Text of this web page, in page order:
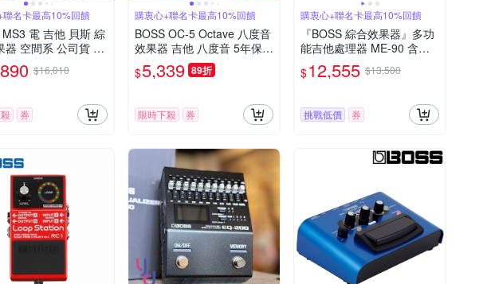
聯名卡最高10%回饋
MS3 電 吉他 貝斯 綜
器 空間系 公司貨 五
$16,010
券
購衷心+聯名卡最高10%回饋
BOSS OC-5 Octave 八度音
效果器 吉他 八度音 5年保固
公司貨
$5,339 89折
限時下殺 券
購衷心+聯名卡最高10%回饋
『BOSS 綜合效果器』多功
能吉他處理器 ME-90 含整
流器 / 公司貨二年保固
$12,555 $13,500
挑戰低價 券